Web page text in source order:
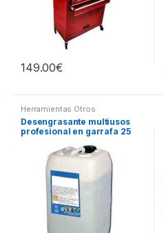
149.00€
Herramientas Otros
Desengrasante multiusos
profesional en garrafa 25